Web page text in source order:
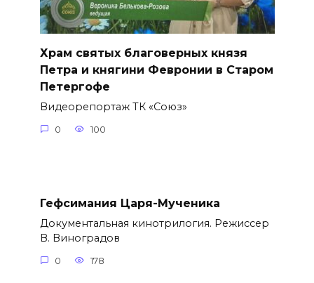
Храм святых благоверных князя
Петра и княгини Февронии в Старом
Петергофе
Видеорепортаж ТК «Союз»
0 100
Гефсимания Царя-Мученика
Документальная кинотрилогия. Режиссер
В. Виноградов
0 178